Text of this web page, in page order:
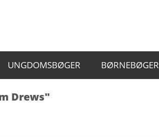
UNGDOMSBØGER BØRNEBØGER
Drews"